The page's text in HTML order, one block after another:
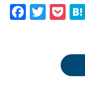
F T
er
P
k
et